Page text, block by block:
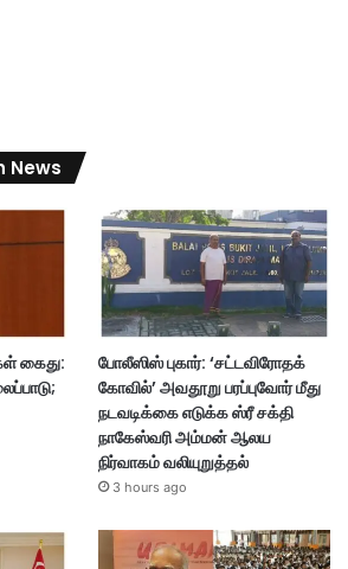
News
கைது:
போலீஸிஸ் புகார்: ‘சட்டவிரோதக்
கோவில்’ அவதூறு பரப்புவோர் மீது
நடவடிக்கை எடுக்க ஸ்ரீ சக்தி
நாகேஸ்வரி அம்மன் ஆலய
நிர்வாகம் வலியுறுத்தல்
3 hours ago